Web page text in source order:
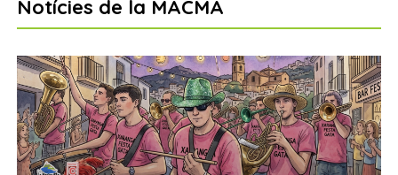
Notícies de la MACMA